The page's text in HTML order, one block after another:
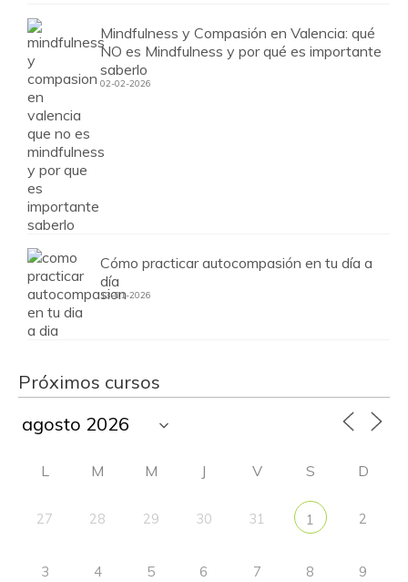
Mindfulness y Compasión en Valencia: qué
NO es Mindfulness y por qué es importante
saberlo
02-02-2026
Cómo practicar autocompasión en tu día a
día
13-01-2026
Próximos cursos
L M M J V S D
27 28 29 30 31 1 2
3 4 5 6 7 8 9